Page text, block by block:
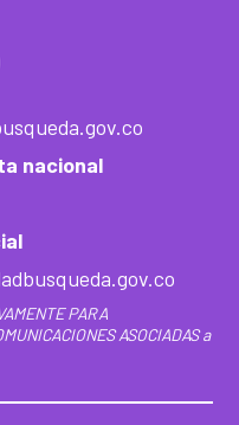
nacional
PARA
ASOCIADAS a